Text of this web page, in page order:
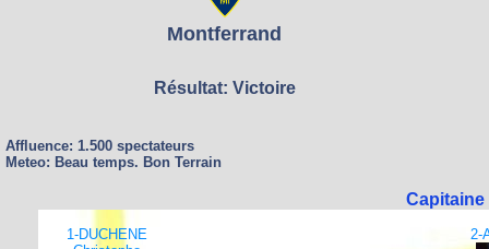
Montferrand
Résultat: Victoire
Affluence: 1.500 spectateurs
Meteo: Beau temps. Bon Terrain
Capitaine
1-DUCHENE
2-